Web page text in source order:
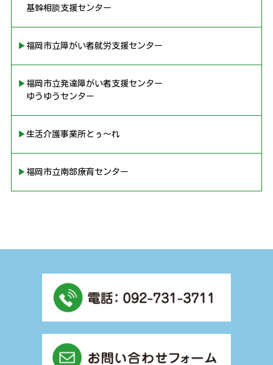
基幹相談支援センター
▶︎福岡市立障がい者就労支援センター
▶︎福岡市立発達障がい者支援センター
ゆうゆうセンター
▶︎生活介護事業所とぅ〜れ
▶︎福岡市立南部療育センター